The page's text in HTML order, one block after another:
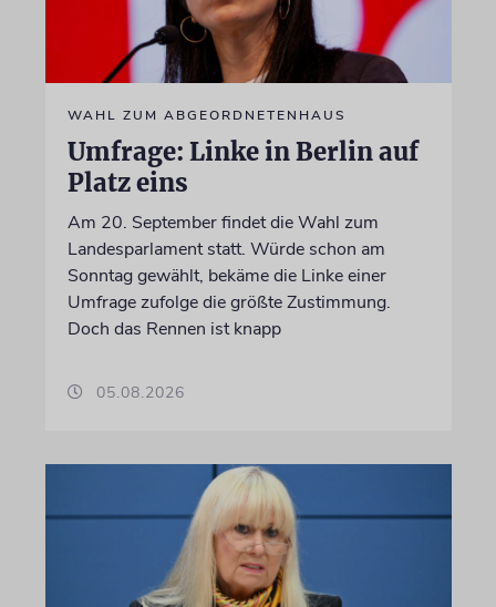
WAHL ZUM ABGEORDNETENHAUS
Umfrage: Linke in Berlin auf
Platz eins
Am 20. September findet die Wahl zum
Landesparlament statt. Würde schon am
Sonntag gewählt, bekäme die Linke einer
Umfrage zufolge die größte Zustimmung.
Doch das Rennen ist knapp
05.08.2026